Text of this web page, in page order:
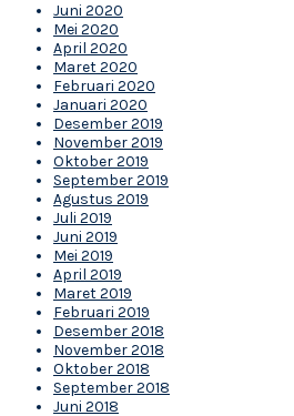
Juni 2020
Mei 2020
April 2020
Maret 2020
Februari 2020
Januari 2020
Desember 2019
November 2019
Oktober 2019
September 2019
Agustus 2019
Juli 2019
Juni 2019
Mei 2019
April 2019
Maret 2019
Februari 2019
Desember 2018
November 2018
Oktober 2018
September 2018
Juni 2018